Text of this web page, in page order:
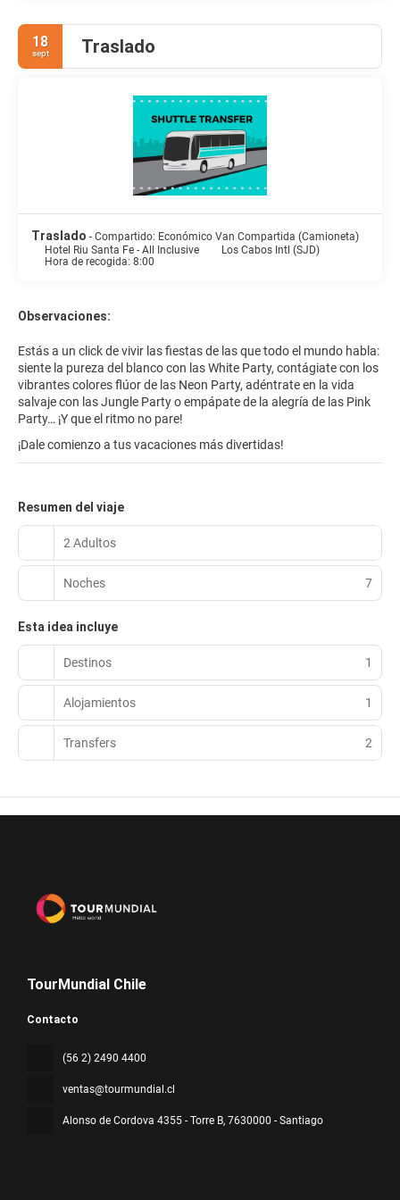
18
sept Traslado
Traslado - Compartido: Económico Van Compartida (Camioneta)
Hotel Riu Santa Fe - All Inclusive
Los Cabos Intl (SJD)
Hora de recogida: 8:00
Observaciones:
Estás a un click de vivir las fiestas de las que todo el mundo habla:
siente la pureza del blanco con las White Party, contágiate con los
vibrantes colores flúor de las Neon Party, adéntrate en la vida
salvaje con las Jungle Party o empápate de la alegría de las Pink
Party… ¡Y que el ritmo no pare!
¡Dale comienzo a tus vacaciones más divertidas!
Resumen del viaje
2 Adultos
Noches 7
Esta idea incluye
Destinos 1
Alojamientos 1
Transfers 2
TourMundial Chile
Contacto
(56 2) 2490 4400
ventas@tourmundial.cl
Alonso de Cordova 4355 - Torre B, 7630000 - Santiago